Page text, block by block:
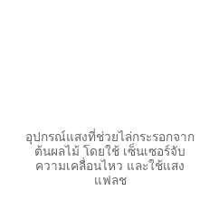
อุปกรณ์แสงที่ช่วยไล่กระรอกจาก
ต้นผลไม้ โดยใช้ เซ็นเซอร์จับ
ความเคลื่อนไหว และใช้แสง
แฟลช